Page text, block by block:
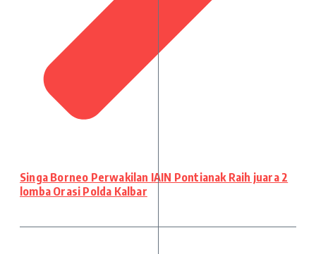
Singa Borneo Perwakilan IAIN Pontianak Raih juara 2
lomba Orasi Polda Kalbar